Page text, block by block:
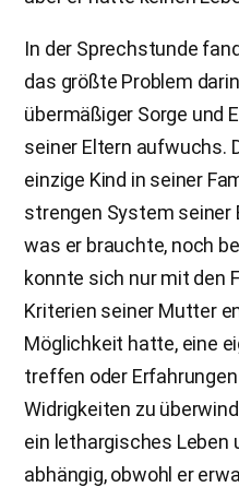
In der Sprechstunde
das größte Problem
übermäßiger Sorge und
seiner Eltern aufwuchs.
einzige Kind in seiner
strengen System seiner
was er brauchte, noch
konnte sich nur mit den
Kriterien seiner Mutter
Möglichkeit hatte, eine
treffen oder
Widrigkeiten zu
ein lethargisches Leben
abhängig, obwohl er